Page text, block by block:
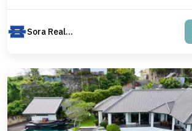
Sora Realty Bali